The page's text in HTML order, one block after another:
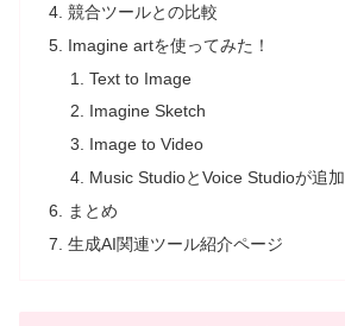
競合ツールとの比較
Imagine artを使ってみた！
Text to Image
Imagine Sketch
Image to Video
Music StudioとVoice Studioが追加
まとめ
生成AI関連ツール紹介ページ